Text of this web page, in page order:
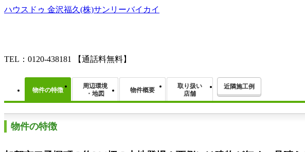
ハウスドゥ 金沢福久(株)サンリーバイカイ
TEL：0120-438181 【通話料無料】
物件の特徴
周辺環境
・地図
物件概要
取り扱い
店舗
近隣施工例
物件の特徴